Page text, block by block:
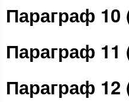
Параграф
Параграф
Параграф